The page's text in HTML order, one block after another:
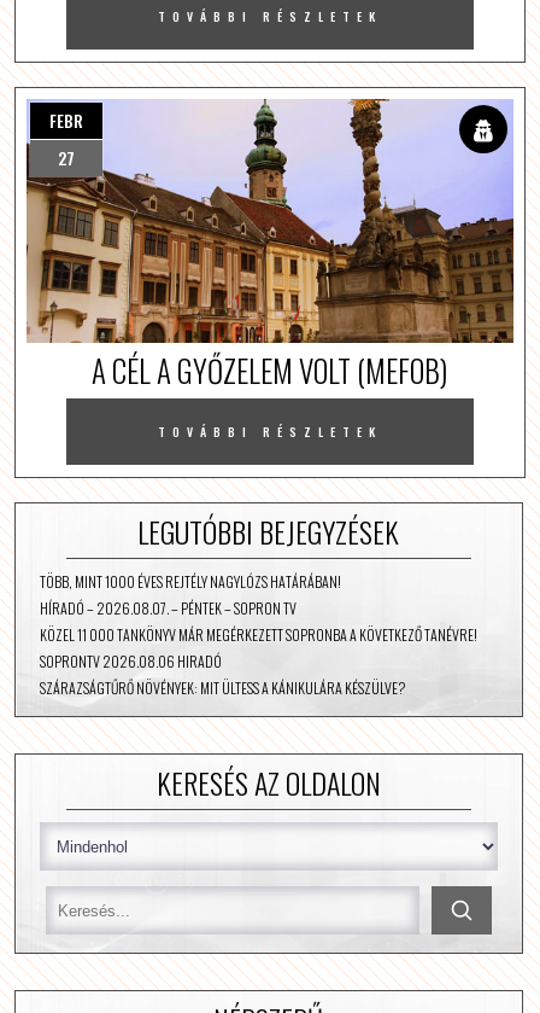
TOVÁBBI RÉSZLETEK
FEBR
27
A CÉL A GYŐZELEM VOLT (MEFOB)
TOVÁBBI RÉSZLETEK
LEGUTÓBBI BEJEGYZÉSEK
TÖBB, MINT 1000 ÉVES REJTÉLY NAGYLÓZS HATÁRÁBAN!
HÍRADÓ – 2026.08.07. – PÉNTEK – SOPRON TV
KÖZEL 11 000 TANKÖNYV MÁR MEGÉRKEZETT SOPRONBA A KÖVETKEZŐ TANÉVRE!
SOPRONTV 2026.08.06 HIRADÓ
SZÁRAZSÁGTŰRŐ NÖVÉNYEK: MIT ÜLTESS A KÁNIKULÁRA KÉSZÜLVE?
KERESÉS AZ OLDALON